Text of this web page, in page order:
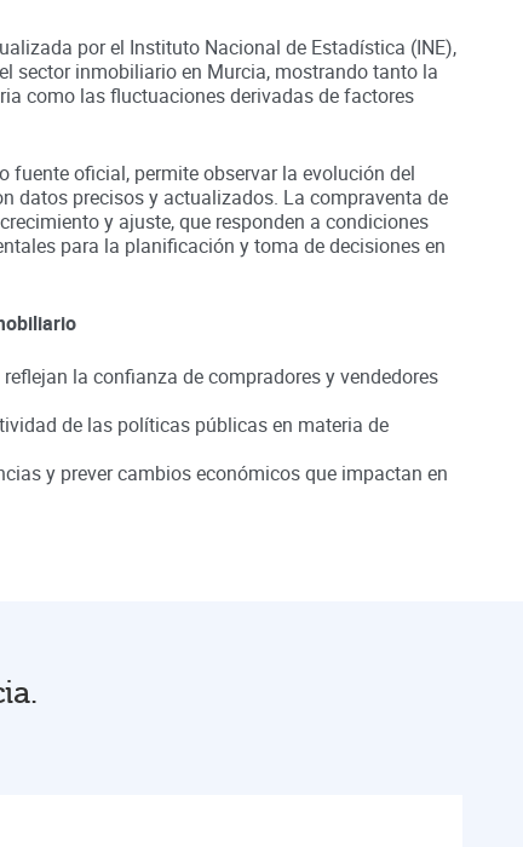
por el Instituto Nacional de Estadística (INE),
sector inmobiliario en Murcia, mostrando tanto la
como las fluctuaciones derivadas de factores
fuente oficial, permite observar la evolución del
datos precisos y actualizados. La compraventa de
y ajuste, que responden a condiciones
para la planificación y toma de decisiones en
la confianza de compradores y vendedores
de las políticas públicas en materia de
y prever cambios económicos que impactan en